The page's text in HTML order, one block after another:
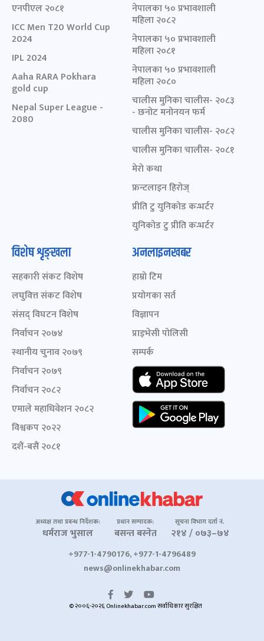
एनपीएल २०८१
ICC Men T20 World Cup
2024
IPL 2024
Aaha RARA Pokhara
gold cup
Nepal Super League -
2080
नेपालका ५० प्रभावशाली
महिला २०८२
नेपालका ५० प्रभावशाली
महिला २०८१
नेपालका ५० प्रभावशाली
महिला २०८०
चालीस मुनिका चालीस- २०८३
- छनोट मनोनयन फर्म
चालीस मुनिका चालीस- २०८२
चालीस मुनिका चालीस- २०८१
मेरो कथा
फ्रन्टलाइन हिरोज्
प्रीति टु युनिकोड कन्भर्टर
युनिकोड टु प्रीति कन्भर्टर
विशेष शृङ्खला
सहकारी संकट विशेष
लघुवित्त संकट विशेष
संसद् विघटन विशेष
निर्वाचन २०७४
स्थानीय चुनाव २०७९
निर्वाचन २०७९
निर्वाचन २०८२
एमाले महाधिवेशन २०८२
विश्वकप २०२२
दशैं-बसैं २०८१
अनलाइनखबर
हाम्रो टिम
प्रयोगका सर्त
विज्ञापन
प्राइभेसी पोलिसी
सम्पर्क
अध्यक्ष तथा प्रबन्ध निर्देशक:
धर्मराज भुसाल
प्रधान सम्पादक:
बसन्त बस्नेत
सूचना विभाग दर्ता नं.
२१४ / ०७३–७४
+977-1-4790176, +977-1-4796489
news@onlinekhabar.com
© २००६-२०२६ Onlinekhabar.com सर्वाधिकार सुरक्षित